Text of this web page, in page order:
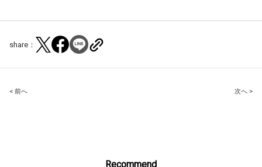
share：
Post
< 前へ 次へ >
Recommend